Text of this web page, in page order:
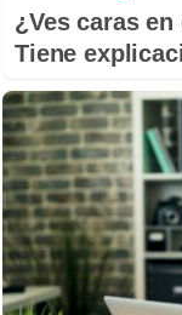
¿Ves caras
Tiene